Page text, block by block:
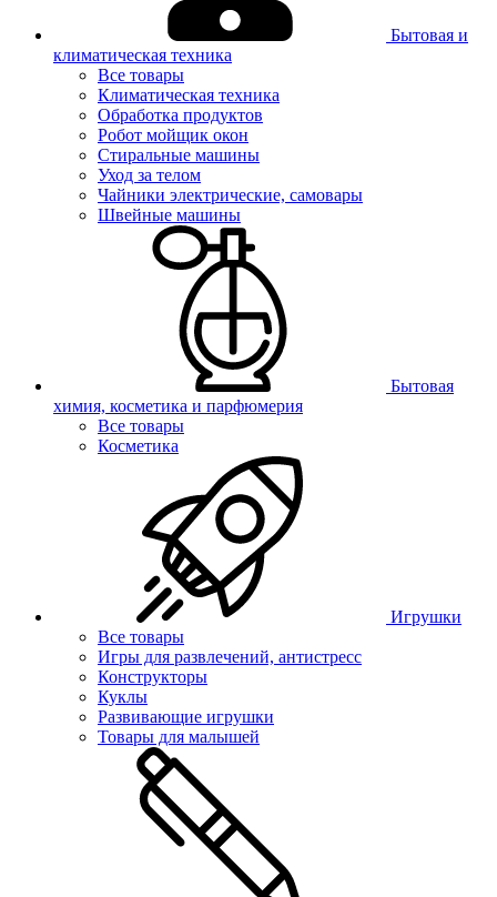
Бытовая и
климатическая техника
Все товары
Климатическая техника
Обработка продуктов
Робот мойщик окон
Стиральные машины
Уход за телом
Чайники электрические, самовары
Швейные машины
Бытовая
химия, косметика и парфюмерия
Все товары
Косметика
Игрушки
Все товары
Игры для развлечений, антистресс
Конструкторы
Куклы
Развивающие игрушки
Товары для малышей